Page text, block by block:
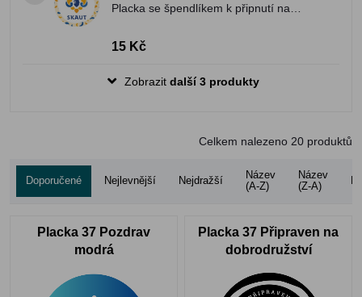
Placka se špendlíkem k připnutí na
15 Kč
Zobrazit další 3 produkty
Celkem nalezeno 20 produktů
Doporučené Nejlevnější Nejdražší
Název
(A-Z)
Název
(Z-A)
Placka 37 Pozdrav
modrá
Placka 37 Připraven na
dobrodružství